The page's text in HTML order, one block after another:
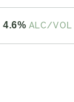
4.6% ALC/VOL